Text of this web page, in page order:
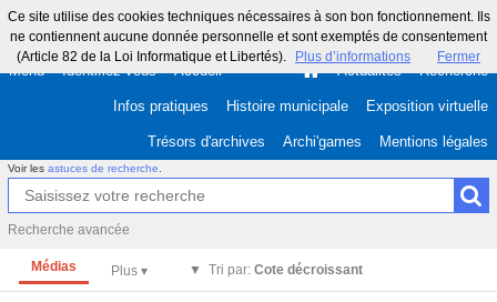
Ce site utilise des cookies techniques nécessaires à son bon fonctionnement. Ils
ne contiennent aucune donnée personnelle et sont exemptés de consentement
(Article 82 de la Loi Informatique et Libertés).
Plus d’informations Fermer
Menu Identifiez-vous Accueil Actualités Recherche
Infos pratiques Histoire municipale Exposition virtuelle
Trésors d'archives Archi'games Mentions légales
Voir les astuces de recherche
Recherche avancée
Médias Tri par: Cote décroissant